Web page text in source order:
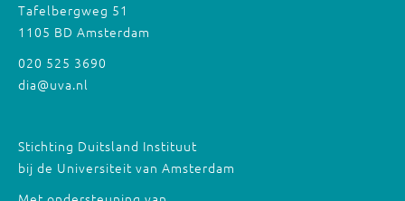
Tafelbergweg 51
1105 BD Amsterdam
020 525 3690
dia@uva.nl
Stichting Duitsland Instituut
bij de Universiteit van Amsterdam